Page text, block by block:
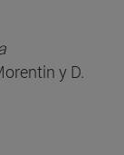
y D.